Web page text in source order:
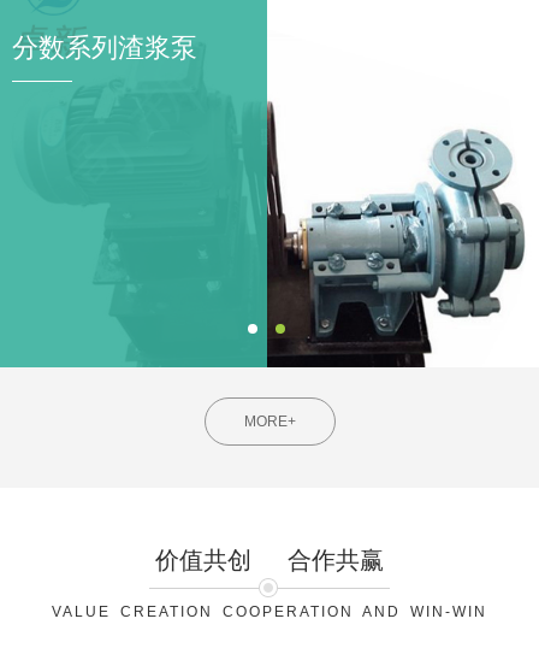
分数系列渣浆泵
MORE+
价值共创 合作共赢
VALUE CREATION COOPERATION AND WIN-WIN